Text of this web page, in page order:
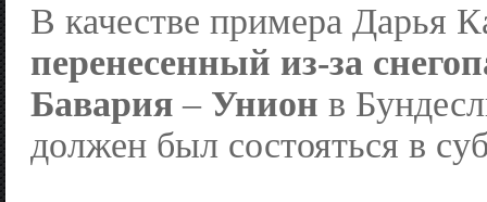
В качестве примера Дарья
перенесенный из-за
Бавария – Унион в
должен был состояться в